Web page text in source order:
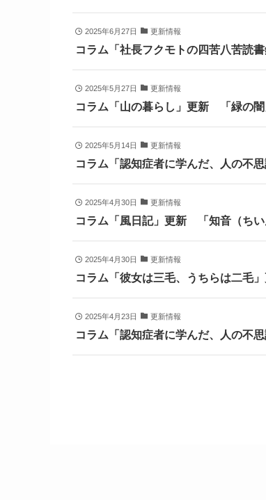
2025年6月27日 更新情報
コラム「社長フクモトの四苦八苦読
2025年5月27日 更新情報
コラム「山の暮らし」更新 「緑の闇
2025年5月14日 更新情報
コラム「認知症者に学んだ、人の不
2025年4月30日 更新情報
コラム「風日記」更新 「知音（ちい
2025年4月30日 更新情報
コラム「彼女は三毛、うちらは二毛
2025年4月23日 更新情報
コラム「認知症者に学んだ、人の不